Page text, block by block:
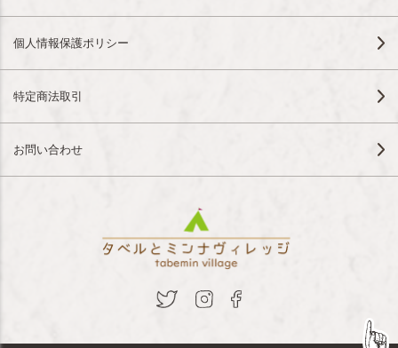
個人情報保護ポリシー
特定商法取引
お問い合わせ